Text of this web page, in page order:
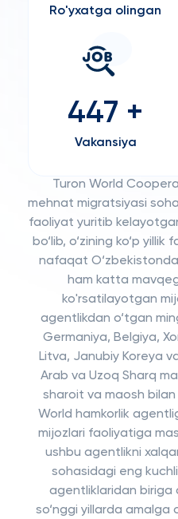
Ro'yxatga olingan
447 +
Vakansiya
Biz
yaxshi
Turon World
mehnat migratsiyasi
faoliyat yuritib
bo‘lib, o‘zining ko‘p
nafaqat
ham katta
ko'rsatilayotgan
agentlikdan o‘tgan
Germaniya, Belgiya,
Litva, Janubiy Koreya
Arab va Uzoq Sharq
sharoit va maosh
World hamkorlik
mijozlari faoliyatiga
ushbu agentlikni
sohasidagi eng
agentliklaridan biriga
so‘nggi yillarda amalga